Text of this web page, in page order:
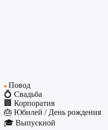
♥ Повод
💍 Свадьба
🏢 Корпоратив
🎂 Юбилей / День рождения
🎓 Выпускной